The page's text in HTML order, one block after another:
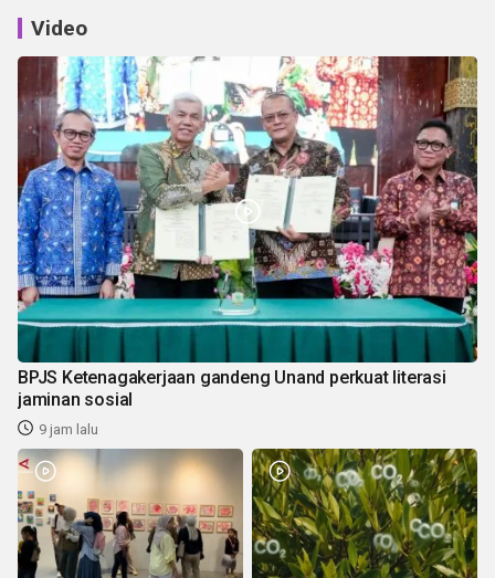
Video
BPJS Ketenagakerjaan gandeng Unand perkuat literasi
jaminan sosial
9 jam lalu